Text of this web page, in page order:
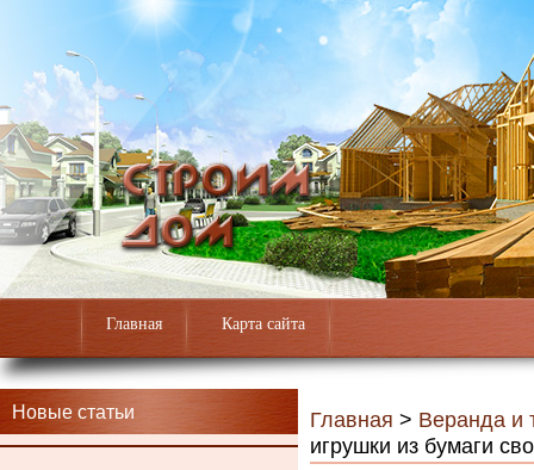
Главная Карта сайта
Новые статьи Главная > Веранда и
игрушки из бумаги